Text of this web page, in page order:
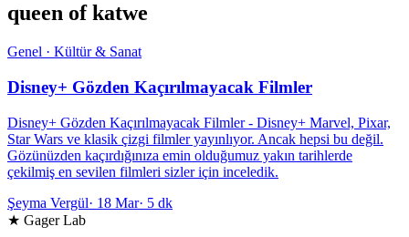
queen of katwe
Genel · Kültür & Sanat
Disney+ Gözden Kaçırılmayacak Filmler
Disney+ Gözden Kaçırılmayacak Filmler - Disney+ Marvel, Pixar,
Star Wars ve klasik çizgi filmler yayınlıyor. Ancak hepsi bu değil.
Gözünüzden kaçırdığınıza emin olduğumuz yakın tarihlerde
çekilmiş en sevilen filmleri sizler için inceledik.
Şeyma Vergül· 18 Mar· 5 dk
★ Gager Lab